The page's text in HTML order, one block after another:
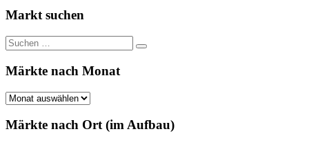
Markt suchen
Suchen
nach:
Suchen
Märkte nach Monat
Märkte
Monat
Märkte nach Ort (im Aufbau)